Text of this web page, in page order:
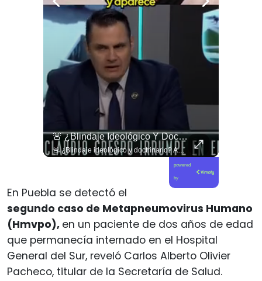
🚨 ¿Blindaje Ideológico Y Doctrinario?
🚨 ¿Blindaje ideológico y doctrinario? Andrés Giordano cuestiona la alineación de la derecha con Claudio Crespo. 🇨🇱🛡️ En esta edición de Gobierno de Emergencia, conversamos con el diputado y dirigente Andrés Giordano sobre la lectura política tras la resolución judicial del caso Gustavo Gatica. Giordano denuncia el constante respaldo e instrumentalización política que los sectores de derecha han hecho de la figura de Crespo, transformando un hecho de violencia institucional en un trofeo ideológico. Asimismo, advierte sobre la peligrosa inclinación doctrinaria y política dentro de las fuerzas de orden, cuestionando cómo el discurso de la mano dura desprotege a la ciudadanía y erosiona la neutralidad que debiese garantizar Carabineros en una democracia. 🎙️🏛️ 🎥 ¡Un debate urgente sobre el rol de las policías, los sesgos en la política chilena y la defensa de la democracia! Sigue la entrevista completa en nuestro canal de YouTube. 🔗 Ve al enlace en nuestra biografía, suscríbete para sumarte a la comunidad y déjanos tu postura en los comentarios: ¿crees que existe un sesgo político en el respaldo a las actuaciones policiales? 💬👇🏼
powered
by
En Puebla se detectó el
segundo caso de Metapneumovirus Humano
(Hmvpo), en un paciente de dos años de edad
que permanecía internado en el Hospital
General del Sur, reveló Carlos Alberto Olivier
Pacheco, titular de la Secretaría de Salud.